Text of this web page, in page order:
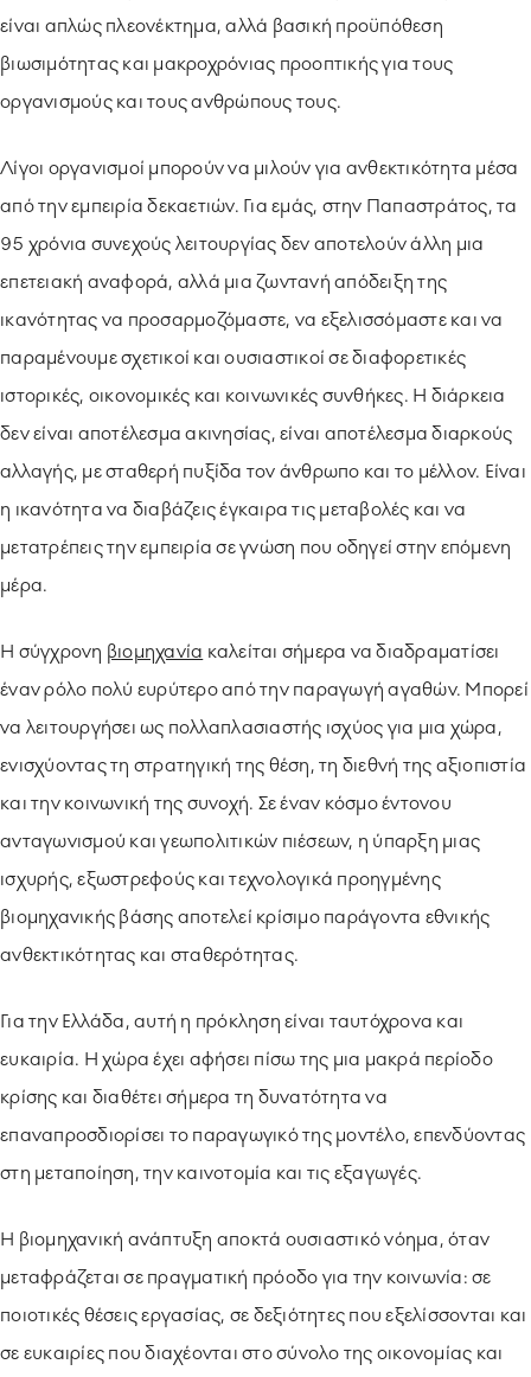
είναι απλώς πλεονέκτημα, αλλά βασική προϋπόθεση
βιωσιμότητας και μακροχρόνιας προοπτικής για τους
οργανισμούς και τους ανθρώπους τους.
Λίγοι οργανισμοί μπορούν να μιλούν για ανθεκτικότητα μέσα
από την εμπειρία δεκαετιών. Για εμάς, στην Παπαστράτος, τα
95 χρόνια συνεχούς λειτουργίας δεν αποτελούν άλλη μια
επετειακή αναφορά, αλλά μια ζωντανή απόδειξη της
ικανότητας να προσαρμοζόμαστε, να εξελισσόμαστε και να
παραμένουμε σχετικοί και ουσιαστικοί σε διαφορετικές
ιστορικές, οικονομικές και κοινωνικές συνθήκες. Η διάρκεια
δεν είναι αποτέλεσμα ακινησίας, είναι αποτέλεσμα διαρκούς
αλλαγής, με σταθερή πυξίδα τον άνθρωπο και το μέλλον. Είναι
η ικανότητα να διαβάζεις έγκαιρα τις μεταβολές και να
μετατρέπεις την εμπειρία σε γνώση που οδηγεί στην επόμενη
μέρα.
Η σύγχρονη βιομηχανία καλείται σήμερα να διαδραματίσει
έναν ρόλο πολύ ευρύτερο από την παραγωγή αγαθών. Μπορεί
να λειτουργήσει ως πολλαπλασιαστής ισχύος για μια χώρα,
ενισχύοντας τη στρατηγική της θέση, τη διεθνή της αξιοπιστία
και την κοινωνική της συνοχή. Σε έναν κόσμο έντονου
ανταγωνισμού και γεωπολιτικών πιέσεων, η ύπαρξη μιας
ισχυρής, εξωστρεφούς και τεχνολογικά προηγμένης
βιομηχανικής βάσης αποτελεί κρίσιμο παράγοντα εθνικής
ανθεκτικότητας και σταθερότητας.
Για την Ελλάδα, αυτή η πρόκληση είναι ταυτόχρονα και
ευκαιρία. Η χώρα έχει αφήσει πίσω της μια μακρά περίοδο
κρίσης και διαθέτει σήμερα τη δυνατότητα να
επαναπροσδιορίσει το παραγωγικό της μοντέλο, επενδύοντας
στη μεταποίηση, την καινοτομία και τις εξαγωγές.
Η βιομηχανική ανάπτυξη αποκτά ουσιαστικό νόημα, όταν
μεταφράζεται σε πραγματική πρόοδο για την κοινωνία: σε
ποιοτικές θέσεις εργασίας, σε δεξιότητες που εξελίσσονται και
σε ευκαιρίες που διαχέονται στο σύνολο της οικονομίας και